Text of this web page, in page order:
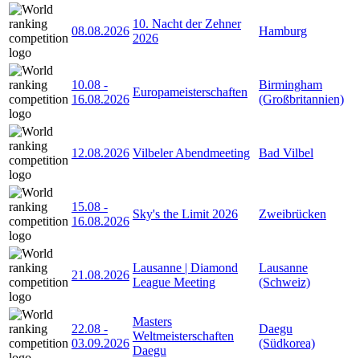
08.08.2026
10. Nacht der Zehner
2026
Hamburg
10.08 -
16.08.2026
Europameisterschaften
Birmingham
(Großbritannien)
12.08.2026 Vilbeler Abendmeeting Bad Vilbel
15.08 -
16.08.2026
Sky's the Limit 2026 Zweibrücken
21.08.2026
Lausanne | Diamond
League Meeting
Lausanne
(Schweiz)
22.08 -
03.09.2026
Masters
Weltmeisterschaften
Daegu
Daegu
(Südkorea)